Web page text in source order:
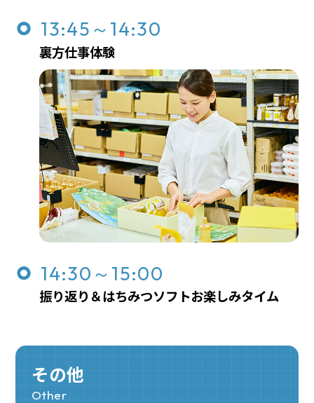
13:45～14:30
裏方仕事体験
14:30～15:00
振り返り＆はちみつソフトお楽しみタイム
その他
Other